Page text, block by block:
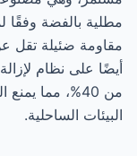
أيضًا على نظام
من 40%، مما
البيئات الساحلية.